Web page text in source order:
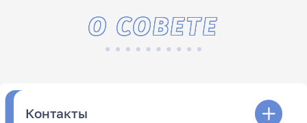
О СОВЕТЕ
Контакты